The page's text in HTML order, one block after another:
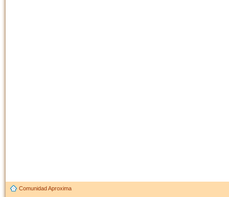
Comunidad Aproxima